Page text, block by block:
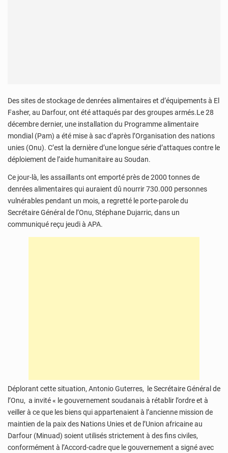
Des sites de stockage de denrées alimentaires et d’équipements à El
Fasher, au Darfour, ont été attaqués par des groupes armés.Le 28
décembre dernier, une installation du Programme alimentaire
mondial (Pam) a été mise à sac d’après l’Organisation des nations
unies (Onu). C’est la dernière d’une longue série d’attaques contre le
déploiement de l’aide humanitaire au Soudan.
Ce jour-là, les assaillants ont emporté près de 2000 tonnes de
denrées alimentaires qui auraient dû nourrir 730.000 personnes
vulnérables pendant un mois, a regretté le porte-parole du
Secrétaire Général de l’Onu, Stéphane Dujarric, dans un
communiqué reçu jeudi à APA.
Déplorant cette situation, Antonio Guterres, le Secrétaire Général de
l’Onu, a invité « le gouvernement soudanais à rétablir l’ordre et à
veiller à ce que les biens qui appartenaient à l’ancienne mission de
maintien de la paix des Nations Unies et de l’Union africaine au
Darfour (Minuad) soient utilisés strictement à des fins civiles,
conformément à l’Accord-cadre que le gouvernement a signé avec